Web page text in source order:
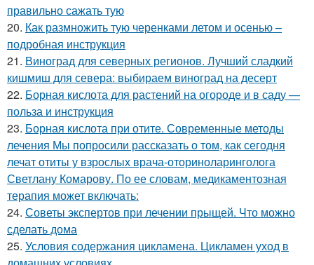
правильно сажать тую
20. Как размножить тую черенками летом и осенью –
подробная инструкция
21. Виноград для северных регионов. Лучший сладкий
кишмиш для севера: выбираем виноград на десерт
22. Борная кислота для растений на огороде и в саду —
польза и инструкция
23. Борная кислота при отите. Современные методы
лечения Мы попросили рассказать о том, как сегодня
лечат отиты у взрослых врача-оториноларинголога
Светлану Комарову. По ее словам, медикаментозная
терапия может включать:
24. Советы экспертов при лечении прыщей. Что можно
сделать дома
25. Условия содержания цикламена. Цикламен уход в